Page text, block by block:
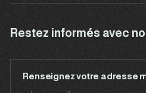
Restez informés avec
Renseignez votre adresse